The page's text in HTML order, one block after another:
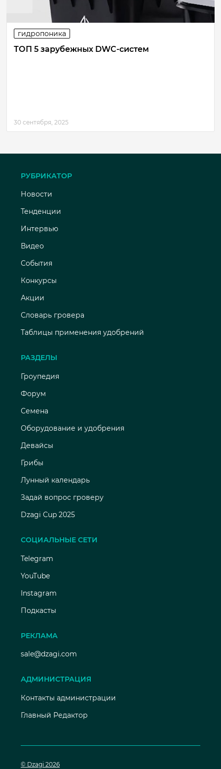
гидропоника
ТОП 5 зарубежных DWC-систем
30 сентября, 2025
РУБРИКАТОР
Новости
Тенденции
Интервью
Видео
События
Конкурсы
Акции
Словарь гровера
Таблицы применения удобрений
РАЗДЕЛЫ
Гроупедия
Форум
Семена
Оборудование и удобрения
Девайсы
Грибы
Лунный календарь
Задай вопрос гроверу
Dzagi Cup 2025
СОЦИАЛЬНЫЕ СЕТИ
Telegram
YouTube
Instagram
Подкасты
РЕКЛАМА
sale@dzagi.com
АДМИНИСТРАЦИЯ
Контакты администрации
Главный Редактор
© Dzagi 2026